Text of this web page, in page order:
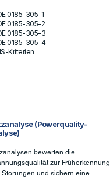
0185-305-1
0185-305-2
0185-305-3
0185-305-4
Kriterien
(Powerquality-
bewerten die
zur Früherkennung
Störungen und sichern eine